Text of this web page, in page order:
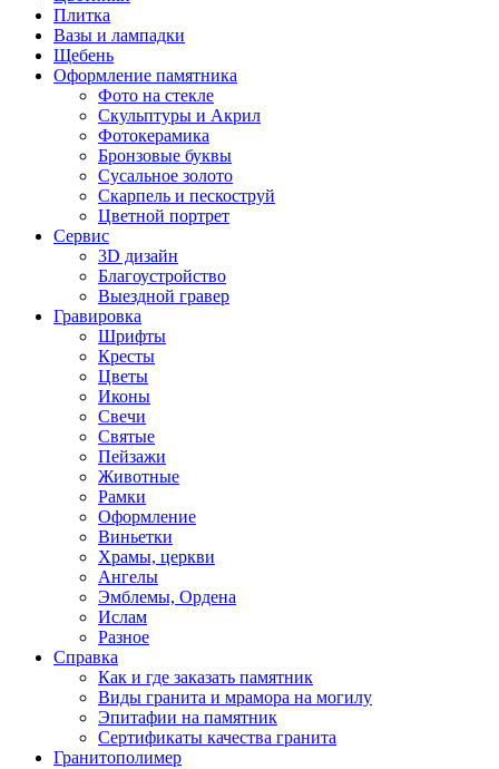
Плитка
Вазы и лампадки
Щебень
Оформление памятника
Фото на стекле
Скульптуры и Акрил
Фотокерамика
Бронзовые буквы
Сусальное золото
Скарпель и пескоструй
Цветной портрет
Сервис
3D дизайн
Благоустройство
Выездной гравер
Гравировка
Шрифты
Кресты
Цветы
Иконы
Свечи
Святые
Пейзажи
Животные
Рамки
Оформление
Виньетки
Храмы, церкви
Ангелы
Эмблемы, Ордена
Ислам
Разное
Справка
Как и где заказать памятник
Виды гранита и мрамора на могилу
Эпитафии на памятник
Сертификаты качества гранита
Гранитополимер